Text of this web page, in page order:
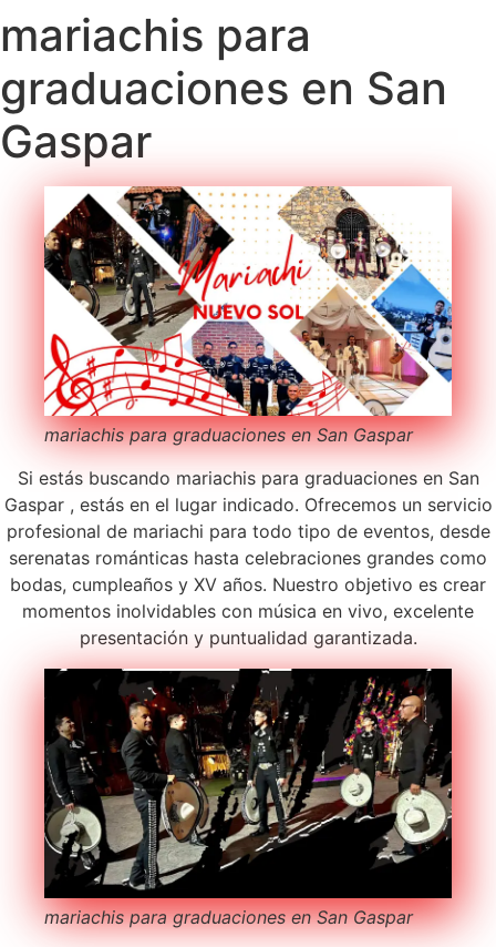
mariachis para
graduaciones en San
Gaspar
mariachis para graduaciones en San Gaspar
Si estás buscando mariachis para graduaciones en San
Gaspar , estás en el lugar indicado. Ofrecemos un servicio
profesional de mariachi para todo tipo de eventos, desde
serenatas románticas hasta celebraciones grandes como
bodas, cumpleaños y XV años. Nuestro objetivo es crear
momentos inolvidables con música en vivo, excelente
presentación y puntualidad garantizada.
mariachis para graduaciones en San Gaspar